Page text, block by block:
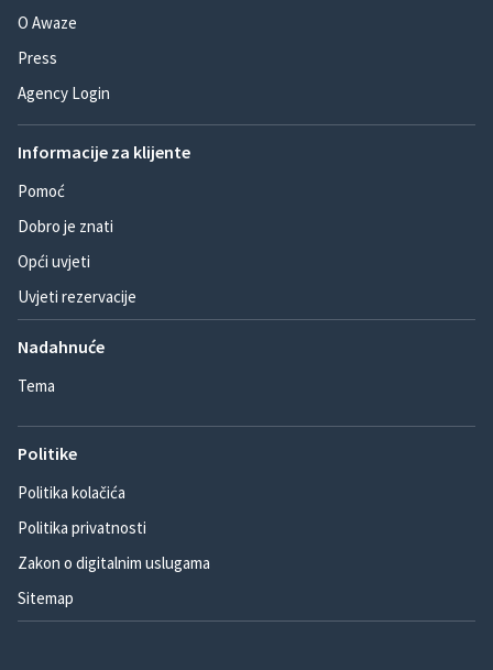
O Awaze
Press
Agency Login
Informacije za klijente
Pomoć
Dobro je znati
Opći uvjeti
Uvjeti rezervacije
Nadahnuće
Tema
Politike
Politika kolačića
Politika privatnosti
Zakon o digitalnim uslugama
Sitemap